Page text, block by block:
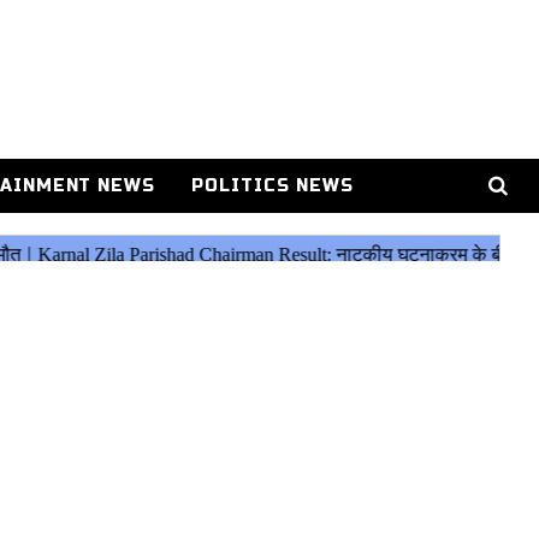
NEWS POLITICS NEWS